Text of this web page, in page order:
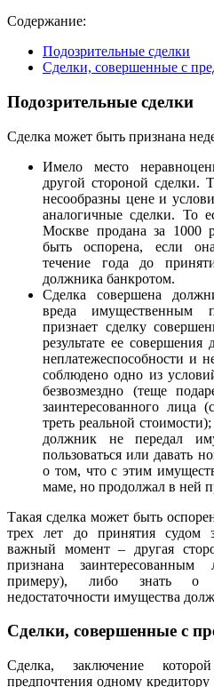
Содержание:
Подозрительные сделки
Сделки, совершенные с
Подозрительные сделки
Сделка может быть признана
Имело место
другой стороной сделки.
несообразны цене и
аналогичные сделки. То
Москве продана за 1000
быть оспорена, если
течение года до
должника банкротом.
Сделка совершена
вреда имущественным
признает сделку
результате ее
неплатежеспособности и
соблюдено одно из
безвозмездно (теще
заинтересованного лица
треть реальной
должник не передал
пользоваться или давать
о том, что с этим
маме, но продолжал в ней
Такая сделка может быть
трех лет до принятия судом
важный момент – другая
признана
примеру), либо знать о
недостаточности имущества
Сделки, совершенные с
Сделка, заключение
предпочтения одному